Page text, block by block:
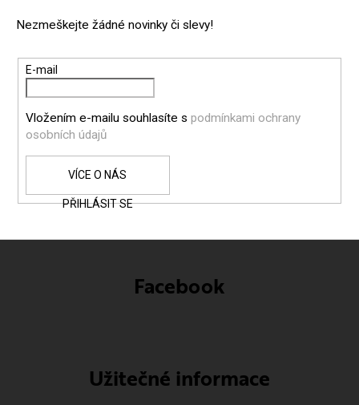
Nezmeškejte žádné novinky či slevy!
E-mail
Vložením e-mailu souhlasíte s podmínkami ochrany
osobních údajů
PŘIHLÁSIT SE
Facebook
Užitečné informace